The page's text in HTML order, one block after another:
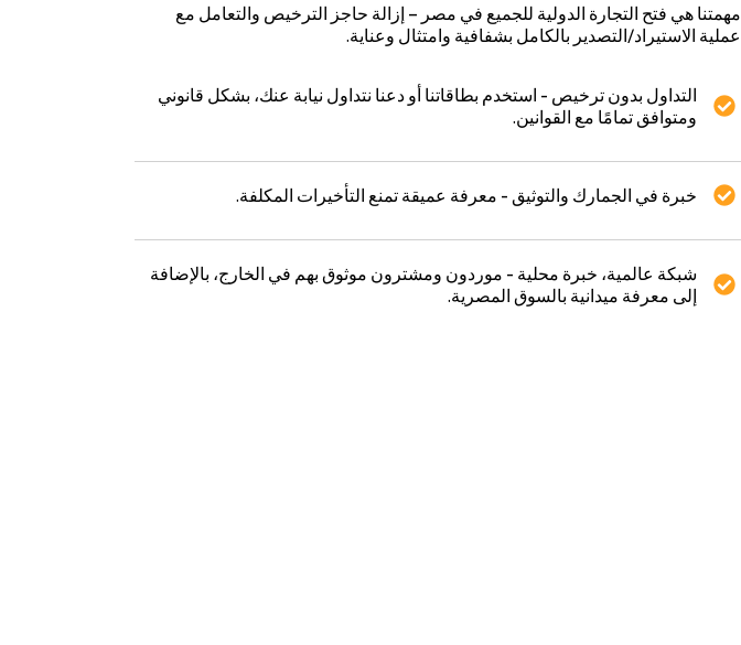
مهمتنا هي فتح التجارة الدولية للجميع في مصر – إزالة حاجز الترخيص والتعامل مع
عملية الاستيراد/التصدير بالكامل بشفافية وامتثال وعناية.
التداول بدون ترخيص - استخدم بطاقاتنا أو دعنا نتداول نيابة عنك، بشكل قانوني
ومتوافق تمامًا مع القوانين.
خبرة في الجمارك والتوثيق - معرفة عميقة تمنع التأخيرات المكلفة.
شبكة عالمية، خبرة محلية - موردون ومشترون موثوق بهم في الخارج، بالإضافة
إلى معرفة ميدانية بالسوق المصرية.